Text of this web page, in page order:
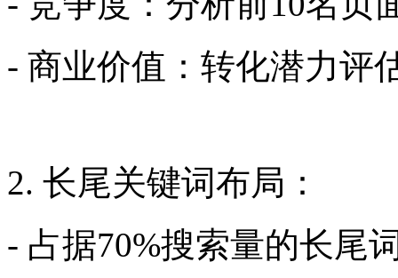
- 商业价值：转化潜力评
2. 长尾关键词布局：
- 占据70%搜索量的长尾